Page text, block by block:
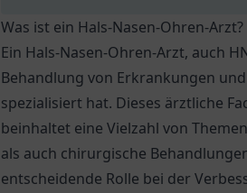
Was ist ein Hals-Nasen-Ohren-Arzt?
Ein Hals-Nasen-Ohren-Arzt, auch
Behandlung von Erkrankungen
spezialisiert hat. Dieses ärztliche
beinhaltet eine Vielzahl von
als auch chirurgische
entscheidende Rolle bei der